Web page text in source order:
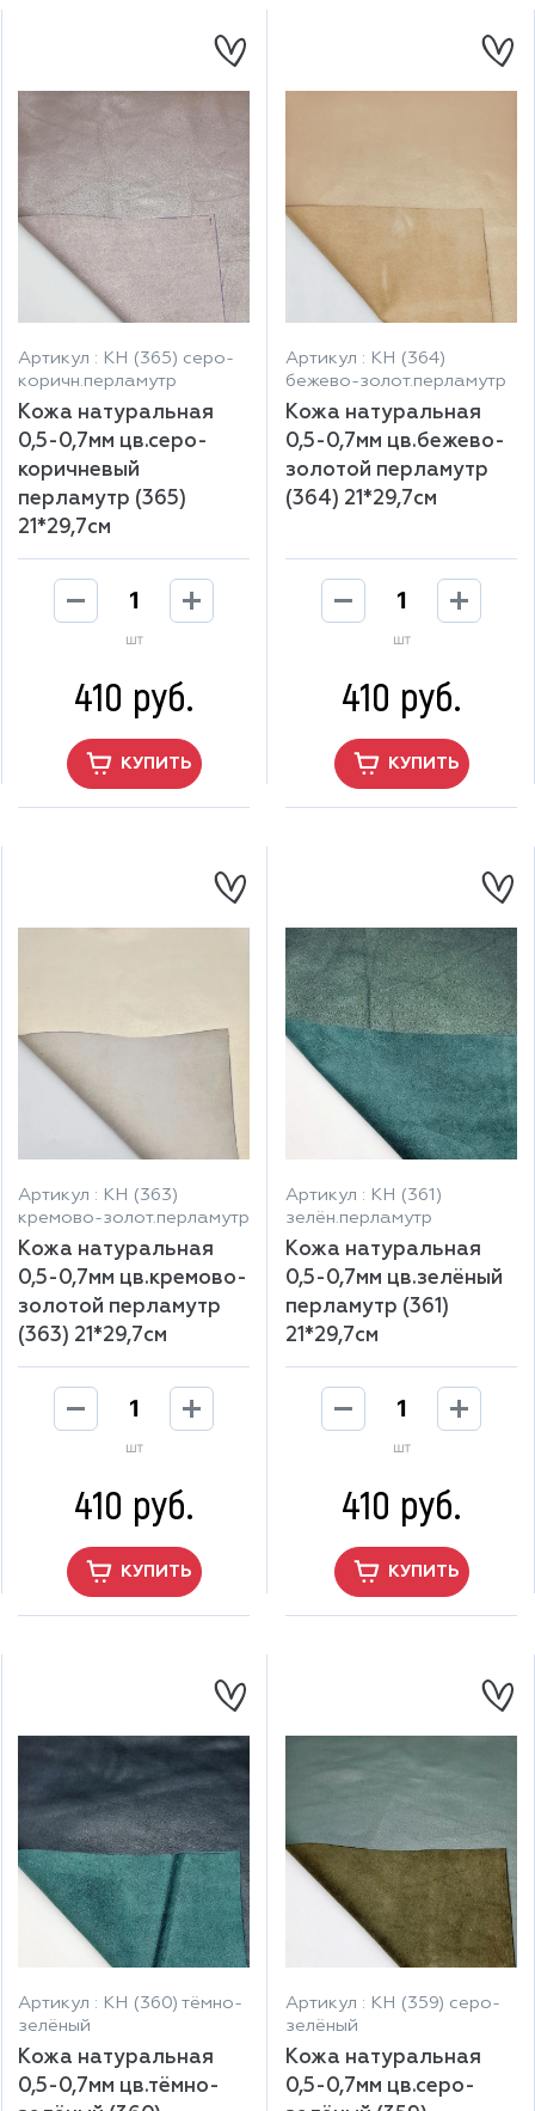
Артикул : КН (365) серо-
коричн.перламутр
Кожа натуральная
0,5-0,7мм цв.серо-
коричневый
перламутр (365)
21*29,7см
шт
410 руб.
КУПИТЬ
Артикул : КН (364)
бежево-золот.перламутр
Кожа натуральная
0,5-0,7мм цв.бежево-
золотой перламутр
(364) 21*29,7см
шт
410 руб.
КУПИТЬ
Артикул : КН (363)
кремово-золот.перламутр
Кожа натуральная
0,5-0,7мм цв.кремово-
золотой перламутр
(363) 21*29,7см
шт
410 руб.
КУПИТЬ
Артикул : КН (361)
зелён.перламутр
Кожа натуральная
0,5-0,7мм цв.зелёный
перламутр (361)
21*29,7см
шт
410 руб.
КУПИТЬ
Артикул : КН (360) тёмно-
зелёный
Кожа натуральная
0,5-0,7мм цв.тёмно-
Артикул : КН (359) серо-
зелёный
Кожа натуральная
0,5-0,7мм цв.серо-